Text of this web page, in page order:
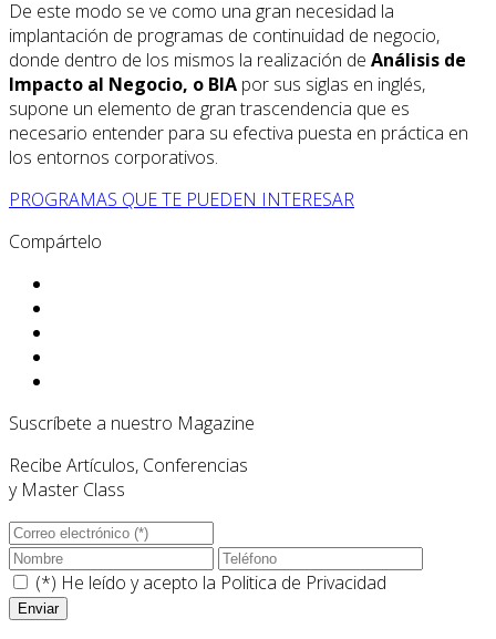
De este modo se ve como una gran necesidad la
implantación de programas de continuidad de negocio,
donde dentro de los mismos la realización de Análisis de
Impacto al Negocio, o BIA por sus siglas en inglés,
supone un elemento de gran trascendencia que es
necesario entender para su efectiva puesta en práctica en
los entornos corporativos.
PROGRAMAS QUE TE PUEDEN INTERESAR
Compártelo
Suscríbete a nuestro Magazine
Recibe Artículos, Conferencias
y Master Class
(*) He leído y acepto la Politica de Privacidad